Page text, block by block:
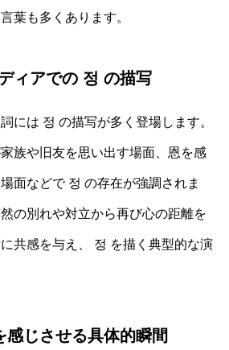
葉も多くあります。
ィアでの 정 の描写
には 정 の描写が多く登場します。
族や旧友を思い出す場面、恩を感
面などで 정 の存在が強調されま
の別れや対立から再び心の距離を
共感を与え、 정 を描く典型的な演
感じさせる具体的瞬間